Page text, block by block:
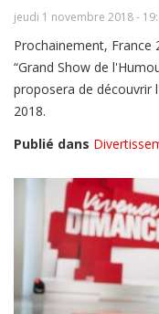
jeudi 1 novembre 2018 -
Prochainement, France
“Grand Show de
proposera de découvrir
2018.
Publié dans